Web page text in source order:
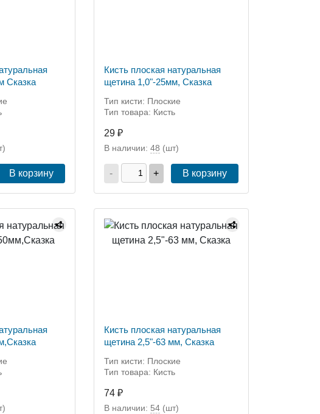
Сказка
В корзину
Кисть плоская натуральная
щетина 1,0"-25мм, Сказка
Тип кисти: Плоские
Тип товара: Кисть
29 ₽
В наличии: 48 (шт)
- + В корзину
Кисть плоская натуральная
щетина 2,5"-63 мм, Сказка
Тип кисти: Плоские
Тип товара: Кисть
74 ₽
В наличии: 54(шт)